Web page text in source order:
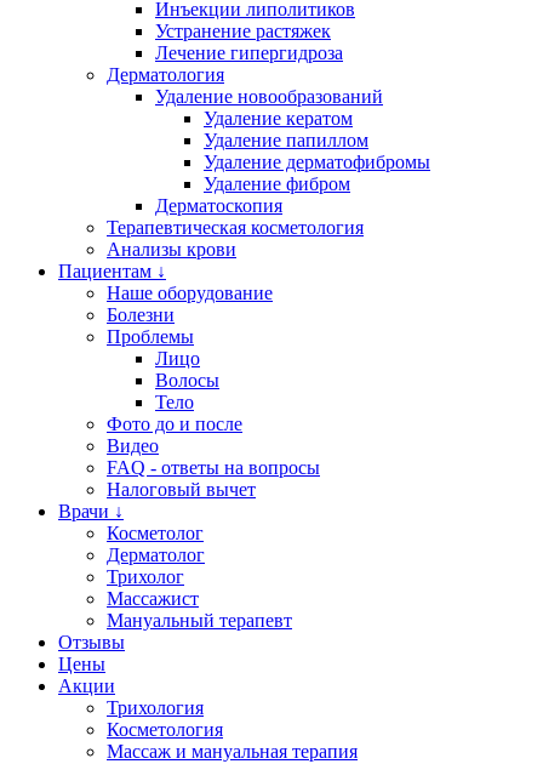
Инъекции липолитиков
Устранение растяжек
Лечение гипергидроза
Дерматология
Удаление новообразований
Удаление кератом
Удаление папиллом
Удаление дерматофибромы
Удаление фибром
Дерматоскопия
Терапевтическая косметология
Анализы крови
Пациентам ↓
Наше оборудование
Болезни
Проблемы
Лицо
Волосы
Тело
Фото до и после
Видео
FAQ - ответы на вопросы
Налоговый вычет
Врачи ↓
Косметолог
Дерматолог
Трихолог
Массажист
Мануальный терапевт
Отзывы
Цены
Акции
Трихология
Косметология
Массаж и мануальная терапия